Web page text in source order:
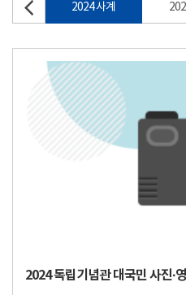
2024 사계
2024 독립기념관 대국민 사진·